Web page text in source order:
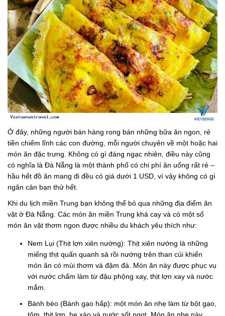
Ở đây, những người bán hàng rong bán những bữa ăn ngon, rẻ
tiền chiếm lĩnh các con đường, mỗi người chuyên về một hoặc hai
món ăn đặc trưng. Không có gì đáng ngạc nhiên, điều này cũng
có nghĩa là Đà Nẵng là một thành phố có chi phí ăn uống rất rẻ –
hầu hết đồ ăn mang đi đều có giá dưới 1 USD, vì vậy không có gì
ngăn cản bạn thử hết.
Khi du lịch miền Trung bạn không thể bỏ qua những địa điểm ăn
vặt ở Đà Nẵng. Các món ăn miền Trung khá cay và có một số
món ăn vặt thơm ngon được nhiều du khách yêu thích như:
Nem Lụi (Thịt lợn xiên nướng): Thịt xiên nướng là những
miếng thịt quấn quanh sả rồi nướng trên than củi khiến
món ăn có mùi thơm và đậm đà. Món ăn này được phục vụ
với nước chấm làm từ đậu phộng xay, thịt lợn xay và nước
mắm.
Bánh bèo (Bánh gạo hấp): một món ăn nhẹ làm từ bột gạo,